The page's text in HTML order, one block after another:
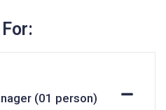
(01 person)